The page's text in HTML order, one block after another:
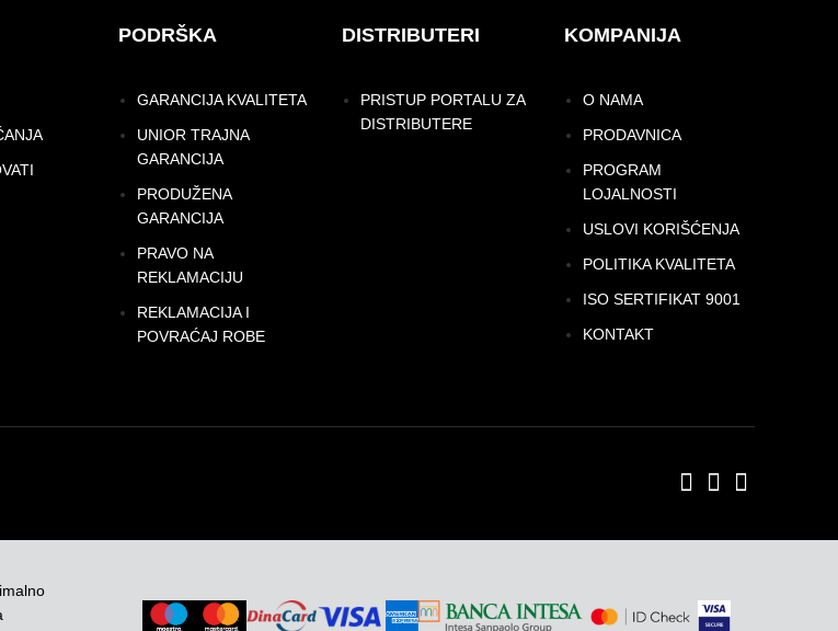
PODRŠKA
GARANCIJA KVALITETA
UNIOR TRAJNA
GARANCIJA
PRODUŽENA
GARANCIJA
PRAVO NA
REKLAMACIJU
REKLAMACIJA I
POVRAĆAJ ROBE
DISTRIBUTERI
PRISTUP PORTALU ZA
DISTRIBUTERE
KOMPANIJA
O NAMA
PRODAVNICA
PROGRAM
LOJALNOSTI
USLOVI KORIŠĆENJA
POLITIKA KVALITETA
ISO SERTIFIKAT 9001
KONTAKT